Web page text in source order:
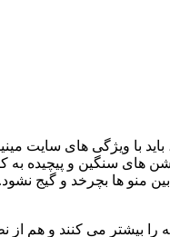
با ویژگی های سایت
منو ها بچرخد و گیج
بیشتر می کنند و هم